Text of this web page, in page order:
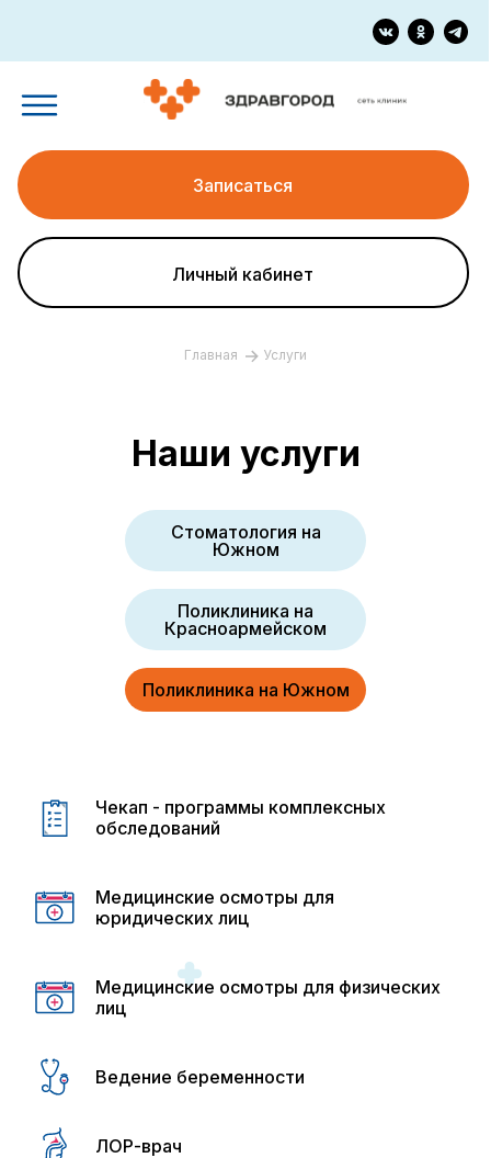
Записаться
Личный кабинет
Главная Услуги
Наши услуги
Стоматология на
Южном
Поликлиника на
Красноармейском
Поликлиника на Южном
Чекап - программы комплексных
обследований
Медицинские осмотры для
юридических лиц
Медицинские осмотры для физических
лиц
Ведение беременности
ЛОР-врач